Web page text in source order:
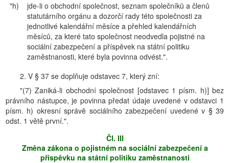
"h)
jde-li o obchodní společnost, seznam společníků a členů
statutárního orgánu a dozorčí rady této společnosti za
jednotlivé kalendářní měsíce a přehled kalendářních
měsíců, za které tato společnost neodvedla pojistné na
sociální zabezpečení a příspěvek na státní politiku
zaměstnanosti, které byla povinna odvést.".
2. V § 37 se doplňuje odstavec 7, který zní:
"(7) Zaniká-li obchodní společnost [odstavec 1 písm. h)] bez
právního nástupce, je povinna předat údaje uvedené v odstavci 1
písm. h) okresní správě sociálního zabezpečení uvedené v § 39
odst. 1 větě první.".
Čl. III
Změna zákona o pojistném na sociální zabezpečení a
příspěvku na státní politiku zaměstnanosti